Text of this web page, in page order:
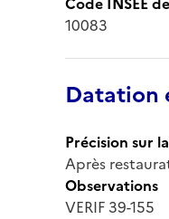
10083
Datation
Précision sur
Après
Observations
VERIF 39-155